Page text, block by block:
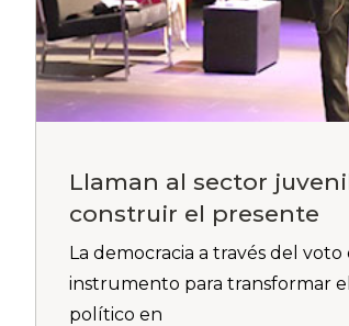
Llaman al sector
construir el presente
La democracia a través del voto
instrumento para transformar
político en